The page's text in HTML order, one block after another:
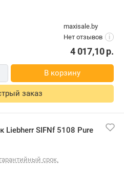
maxisale.by
Нет отзывов
i
4 017,10р.
В корзину
заказ
Liebherr SIFNf 5108 Pure
срок.